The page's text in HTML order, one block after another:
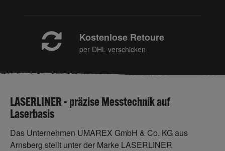
Kostenlose Retoure
per DHL verschicken
LASERLINER - präzise Messtechnik auf
Laserbasis
Das Unternehmen UMAREX GmbH & Co. KG aus
Arnsberg stellt unter der Marke LASERLINER